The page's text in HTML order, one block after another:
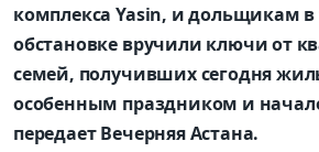
комплекса Yasin, и дольщикам
обстановке вручили ключи от
семей, получивших сегодня
особенным праздником и
передает Вечерняя Астана.